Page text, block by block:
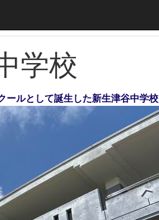
学校
ルとして誕生した新生津谷中学校